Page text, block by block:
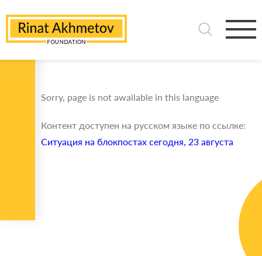
Sorry, page is not awailable in this language
Контент доступен на русском языке по ссылке:
Ситуация на блокпостах сегодня, 23 августа